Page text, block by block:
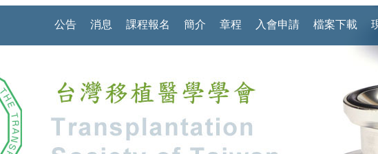
公告 消息 課程報名 簡介 章程 入會申請 檔案下載